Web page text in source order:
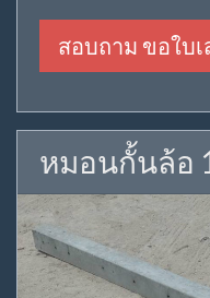
สอบถาม ขอใบ
หมอนกั้นล้อ